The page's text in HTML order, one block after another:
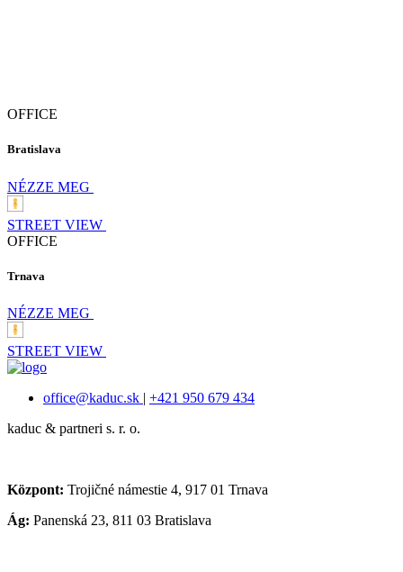
OFFICE
Bratislava
NÉZZE MEG
STREET VIEW
OFFICE
Trnava
NÉZZE MEG
STREET VIEW
office@kaduc.sk | +421 950 679 434
kaduc & partneri s. r. o.
Központ: Trojičné námestie 4, 917 01 Trnava
Ág: Panenská 23, 811 03 Bratislava